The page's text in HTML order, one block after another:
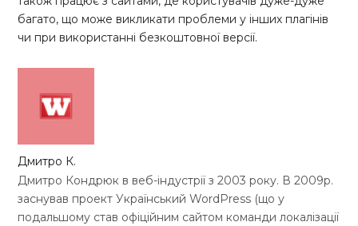
багато, що може викликати проблеми у інших плагінів
чи при використанні безкоштовної версії.
Дмитро К.
Дмитро Кондрюк в веб-індустрії з 2003 року. В 2009р.
заснував проект Український WordPress (що у
подальшому став офіційним сайтом команди локалізації